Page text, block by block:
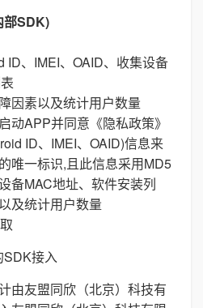
部SDK)
ID、IMEI、OAID、收集设备
因素以及统计用户数量
动APP并同意《隐私政策》
ID、IMEI、OAID)信息来
唯一标识,且此信息采用MD5
备MAC地址、软件安装列
及统计用户数量
SDK接入
由友盟同欣（北京）科技有